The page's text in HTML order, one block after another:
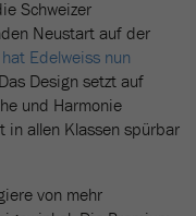
Schweizer
Neustart auf der
Edelweiss nun
Design setzt auf
und Harmonie
in allen Klassen spürbar
von mehr